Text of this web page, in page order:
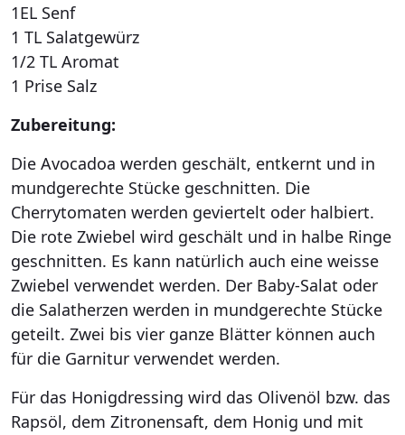
1EL Senf
1 TL Salatgewürz
1/2 TL Aromat
1 Prise Salz
Zubereitung:
Die Avocadoa werden geschält, entkernt und in
mundgerechte Stücke geschnitten. Die
Cherrytomaten werden geviertelt oder halbiert.
Die rote Zwiebel wird geschält und in halbe Ringe
geschnitten. Es kann natürlich auch eine weisse
Zwiebel verwendet werden. Der Baby-Salat oder
die Salatherzen werden in mundgerechte Stücke
geteilt. Zwei bis vier ganze Blätter können auch
für die Garnitur verwendet werden.
Für das Honigdressing wird das Olivenöl bzw. das
Rapsöl, dem Zitronensaft, dem Honig und mit